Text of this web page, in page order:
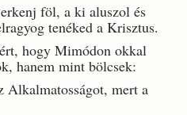
föl, a ki aluszol és
tenéked a Krisztus.
hogy Mimódon okkal
hanem mint bölcsek:
Alkalmatosságot, mert a